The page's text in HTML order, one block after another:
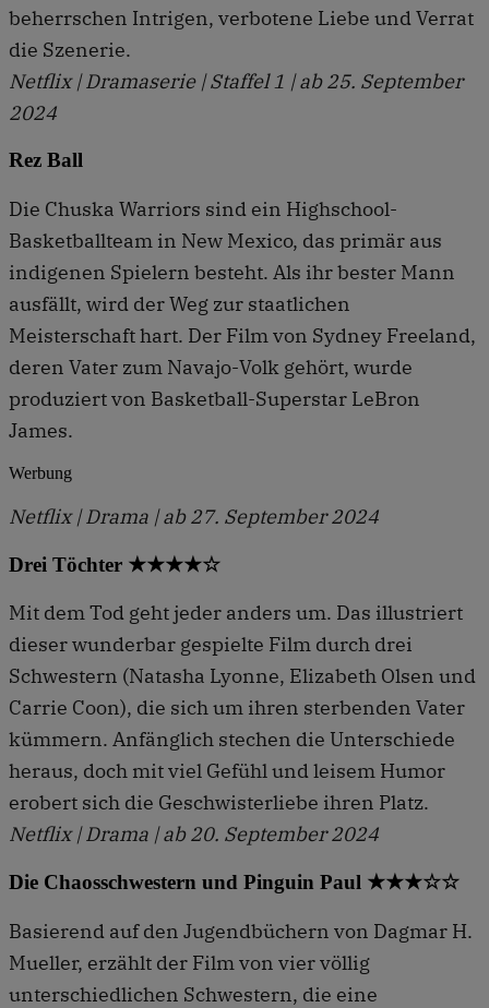
beherrschen Intrigen, verbotene Liebe und Verrat
die Szenerie.
Netflix | Dramaserie | Staffel 1 | ab 25. September
2024
Rez Ball
Die Chuska Warriors sind ein Highschool-
Basketballteam in New Mexico, das primär aus
indigenen Spielern besteht. Als ihr bester Mann
ausfällt, wird der Weg zur staatlichen
Meisterschaft hart. Der Film von Sydney Freeland,
deren Vater zum Navajo-Volk gehört, wurde
produziert von Basketball-Superstar LeBron
James.
Werbung
Netflix | Drama | ab 27. September 2024
Drei Töchter ★★★★☆
Mit dem Tod geht jeder anders um. Das illustriert
dieser wunderbar gespielte Film durch drei
Schwestern (Natasha Lyonne, Elizabeth Olsen und
Carrie Coon), die sich um ihren sterbenden Vater
kümmern. Anfänglich stechen die Unterschiede
heraus, doch mit viel Gefühl und leisem Humor
erobert sich die Geschwisterliebe ihren Platz.
Netflix | Drama | ab 20. September 2024
Die Chaosschwestern und Pinguin Paul ★★★☆☆
Basierend auf den Jugendbüchern von Dagmar H.
Mueller, erzählt der Film von vier völlig
unterschiedlichen Schwestern, die eine